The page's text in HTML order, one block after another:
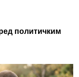
политичким